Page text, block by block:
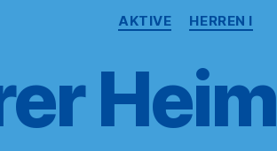
Kategorien
AKTIVE HERREN I